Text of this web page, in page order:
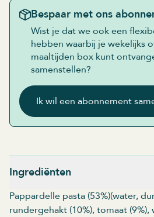
Bespaar met ons
Wist je dat we ook een
hebben waarbij je wekelijks
maaltijden box kunt
samenstellen?
Ik wil een abonnement
Ingrediënten
Pappardelle pasta (53%)(water,
rundergehakt (10%), tomaat